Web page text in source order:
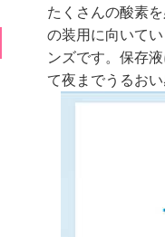
たくさんの酸素
の装用に向いて
ンズです。保存
て夜までうるお